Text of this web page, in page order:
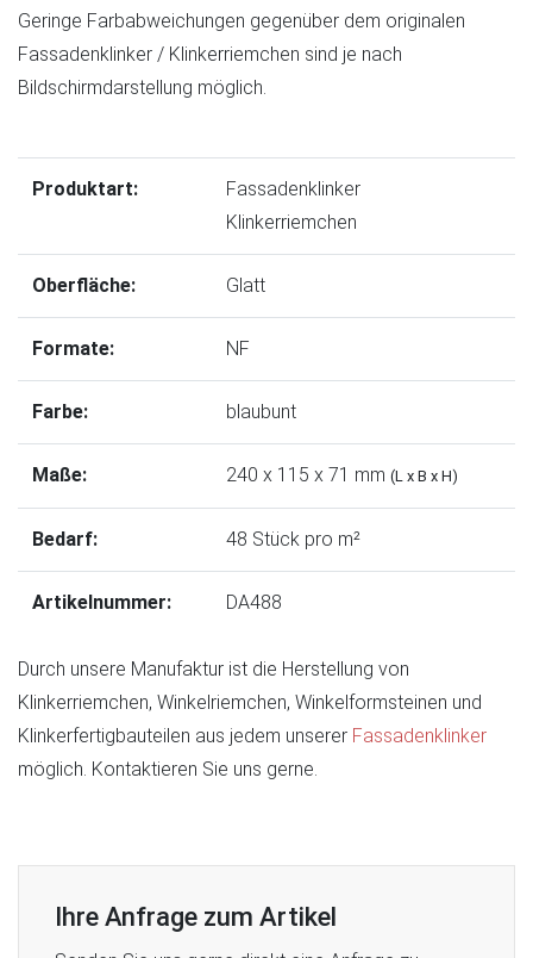
Geringe Farbabweichungen gegenüber dem originalen
Fassadenklinker / Klinkerriemchen sind je nach
Bildschirmdarstellung möglich.
Produktart:
Fassadenklinker
Klinkerriemchen
Oberfläche: Glatt
Formate: NF
Farbe: blaubunt
Maße: 240 x 115 x 71 mm (L x B x H)
Bedarf: 48 Stück pro m²
Artikelnummer: DA488
Durch unsere Manufaktur ist die Herstellung von
Klinkerriemchen, Winkelriemchen, Winkelformsteinen und
Klinkerfertigbauteilen aus jedem unserer Fassadenklinker
möglich. Kontaktieren Sie uns gerne.
Ihre Anfrage zum Artikel